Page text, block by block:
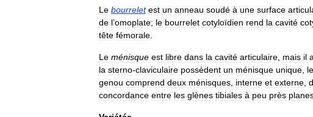
Le bourrelet est un anneau soudé à une surface
de l’omoplate; le bourrelet cotyloïdien rend la cavité
tête fémorale
Le ménisque est libre dans la cavité articulaire mais il
la sterno-claviculaire possèdent un ménisque unique
genou comprend deux ménisques interne et externe
concordance entre les glènes tibiales à peu près